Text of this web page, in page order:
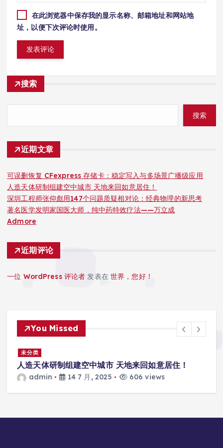
在此浏览器中保存我的显示名称、邮箱地址和网站地
址，以便下次评论时使用。
搜索
搜索
近期文章
可误删恢复 CFexpress 存储卡：稳定写入与多场景广播级应用
人造天体研制组建空中城市 天地来回如意居住！
深圳工程师张仰彪用147个问题质疑相对论：经典物理的新思考
著名医学发明家国医大师，纯中药特效疗法——万立成
Admore
近期评论
一位 WordPress 评论者 发表在世界，您好！
You Missed
未分类
人造天体研制组建空中城市 天地来回如意居住！
admin 14 7 月, 2025 606 views